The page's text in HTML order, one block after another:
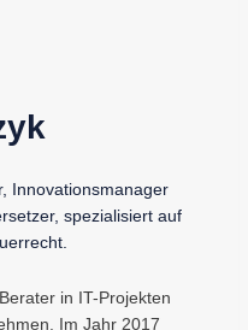
Innovationsmanager
spezialisiert auf
in IT-Projekten
Im Jahr 2017